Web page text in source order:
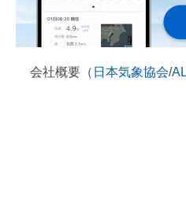
会社概要（ 日本気象協会/